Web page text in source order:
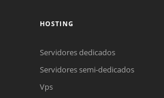
HOSTING
Servidores dedicados
Servidores semi-dedicados
Vps